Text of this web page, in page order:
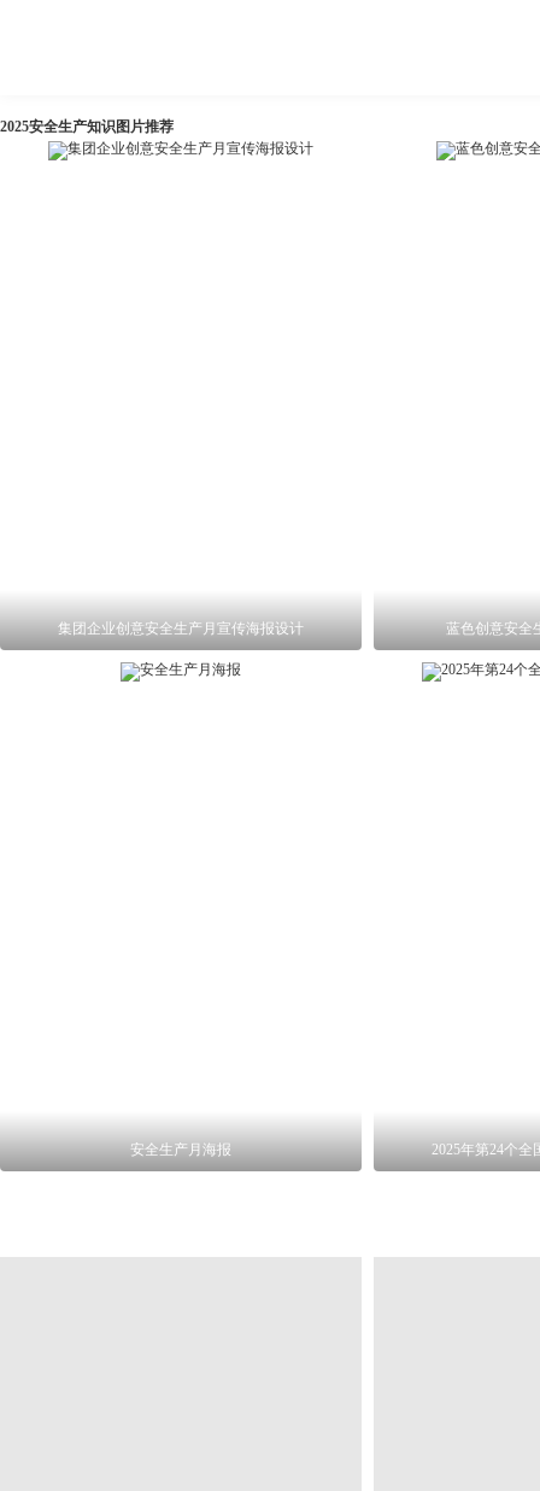
2025安全生产知识图片推荐
集团企业创意安全生产月宣传海报设计 蓝色创意安全
安全生产月海报 2025年第24个